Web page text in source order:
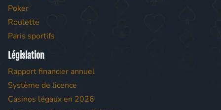
Poker
Roulette
Paris sportifs
Législation
Rapport financier annuel
Système de licence
Casinos légaux en 2026